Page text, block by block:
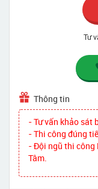
Tư
Thông tin
- Tư vấn khảo sát
- Thi công đúng
- Đội ngũ thi công
Tâm.